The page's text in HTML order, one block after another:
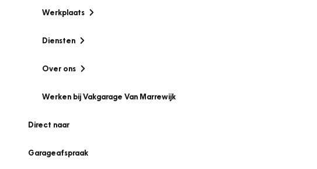
Werkplaats
Diensten
Over ons
Werken bij Vakgarage Van Marrewijk
Direct naar
Garageafspraak